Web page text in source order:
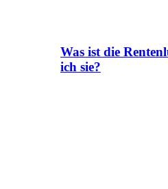
Was ist die
ich sie?